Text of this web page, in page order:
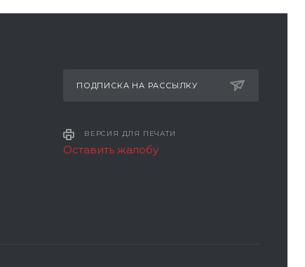
ПОДПИСКА НА РАССЫЛКУ
ВЕРСИЯ ДЛЯ ПЕЧАТИ
Оставить жалобу